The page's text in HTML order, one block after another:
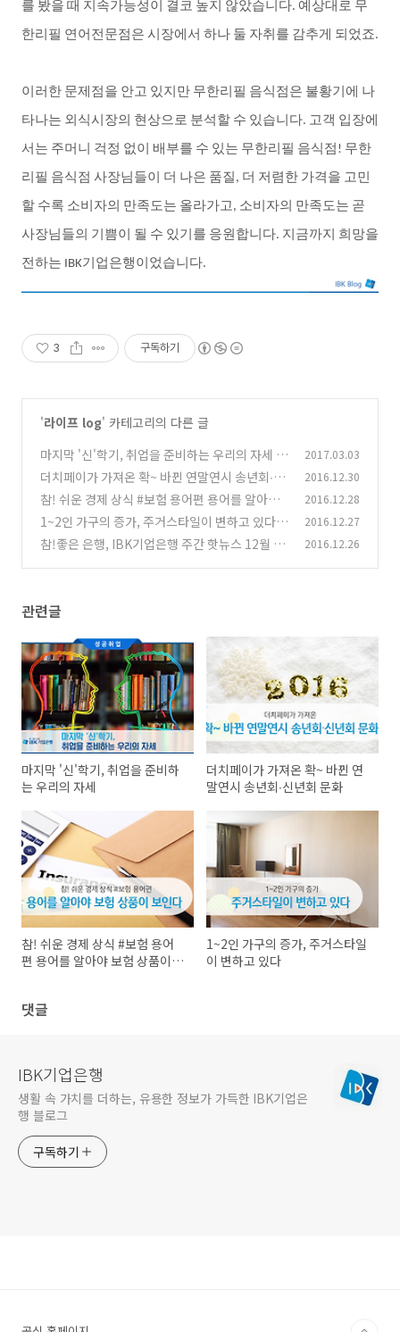
를 봤을 때 지속가능성이 결코 높지 않았습니다. 예상대로 무
한리필 연어전문점은 시장에서 하나 둘 자취를 감추게 되었죠.
이러한 문제점을 안고 있지만 무한리필 음식점은 불황기에 나
타나는 외식시장의 현상으로 분석할 수 있습니다. 고객 입장에
서는 주머니 걱정 없이 배부를 수 있는 무한리필 음식점 ! 무한
리필 음식점 사장님들이 더 나은 품질 , 더 저렴한 가격을 고민
할 수록 소비자의 만족도는 올라가고 , 소비자의 만족도는 곧
사장님들의 기쁨이 될 수 있기를 응원합니다. 지금까지 희망을
전하는 IBK기업은행이었습니다.
3 구독하기
'라이프 log' 카테고리의 다른 글
마지막 '신'학기, 취업을 준비하는 우리의 자세
(0)
2017.03.03
더치페이가 가져온 확~ 바뀐 연말연시 송년회∙신
년회 문화 (0)
2016.12.30
참! 쉬운 경제 상식 #보험 용어편 용어를 알아야
보험 상품이 보인다
(0)
2016.12.28
1~2인 가구의 증가, 주거스타일이 변하고 있다
(0)
2016.12.27
참!좋은 은행, IBK기업은행 주간 핫뉴스 12월 3
2016.12.26
관련글
마지막 '신'학기, 취업을 준비하
는 우리의 자세
더치페이가 가져온 확~ 바뀐 연
말연시 송년회∙신년회 문화
참! 쉬운 경제 상식 #보험 용어
편 용어를 알아야 보험 상품이
1~2인 가구의 증가, 주거스타일
이 변하고 있다
댓글
IBK기업은행
생활 속 가치를 더하는, 유용한 정보가 가득한 IBK기업은
행 블로그
구독하기